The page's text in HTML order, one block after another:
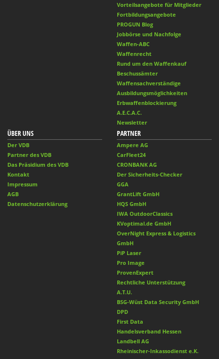
Vorteilsangebote für Mitglieder
Fortbildungsangebote
PROGUN Blog
Jobbörse und Nachfolge
Waffen-ABC
Waffenrecht
Rund um den Waffenkauf
Beschussämter
Waffensachverständige
Ausbildungsmöglichkeiten
Erbwaffenblockierung
A.E.C.A.C.
Newsletter
ÜBER UNS
Der VDB
Partner des VDB
Das Präsidium des VDB
Kontakt
Impressum
AGB
Datenschutzerklärung
PARTNER
Ampere AG
CarFleet24
CRONBANK AG
Der Sicherheits-Checker
GGA
GrantLift GmbH
HQS GmbH
IWA OutdoorClassics
KVoptimal.de GmbH
OverNight Express & Logistics
GmbH
PiP Laser
Pro Image
ProvenExpert
Rechtliche Unterstützung
A.T.U.
BSG-Wüst Data Security GmbH
DPD
First Data
Handelsverband Hessen
Landbell AG
Rheinischer-Inkassodienst e.K.